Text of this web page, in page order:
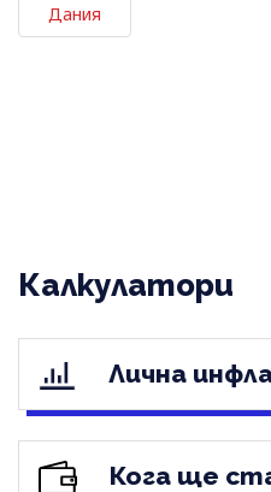
Дания
Калкулатори
Лична
Кога ще